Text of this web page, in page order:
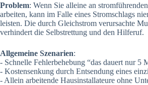
Problem: Wenn Sie alleine an
arbeiten, kann im Falle eines Stromschlags
leisten. Die durch Gleichstrom verursachte
verhindert die Selbstrettung und den Hilferuf.
Allgemeine Szenarien:
- Schnelle Fehlerbehebung “das dauert nur 5
- Kostensenkung durch Entsendung eines
- Allein arbeitende Hausinstallateure ohne